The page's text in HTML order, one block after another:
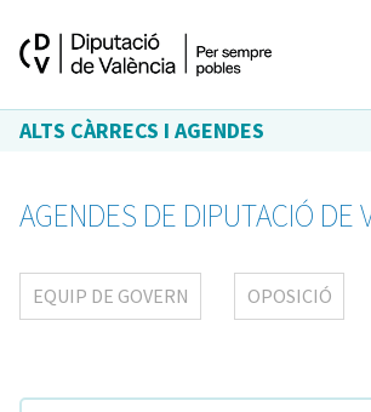
ALTS CÀRRECS I AGENDES
AGENDES DE DIPUTACIÓ DE
EQUIP DE GOVERN OPOSICIÓ